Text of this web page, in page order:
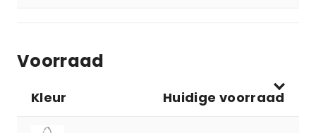
Voorraad
Kleur Huidige voorraad